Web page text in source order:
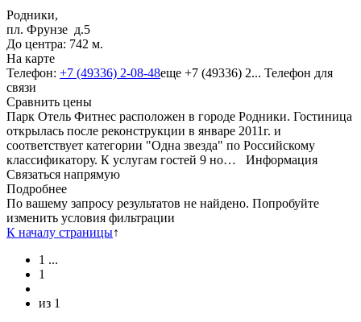
Родники,
пл. Фрунзе д.5
До центра: 742 м.
На карте
Телефон: +7 (49336) 2-08-48еще +7 (49336) 2... Телефон для
связи
Сравнить цены
Парк Отель Фитнес расположен в городе Родники. Гостиница
открылась после реконструкции в январе 2011г. и
соответствует категории "Одна звезда" по Российскому
классификатору. К услугам гостей 9 но… Информация
Связаться напрямую
Подробнее
По вашему запросу результатов не найдено. Попробуйте
изменить условия фильтрации
К началу страницы↑
1 ...
1
из 1